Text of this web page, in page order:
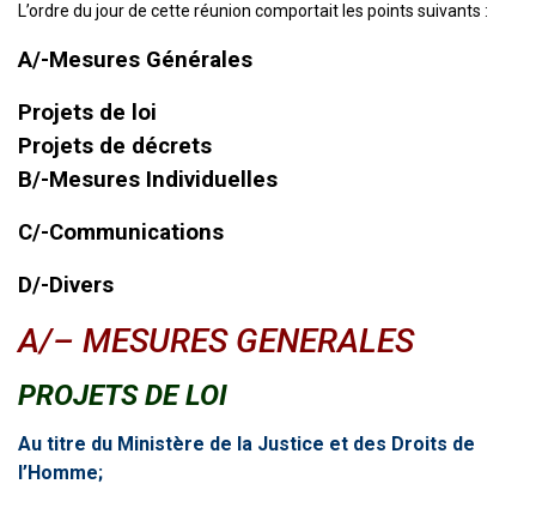
L’ordre du jour de cette réunion comportait les points suivants :
A/-Mesures Générales
Projets de loi
Projets de décrets
B/-Mesures Individuelles
C/-Communications
D/-Divers
A/– MESURES GENERALES
PROJETS DE LOI
Au titre du Ministère de la Justice et des Droits de
l’Homme;